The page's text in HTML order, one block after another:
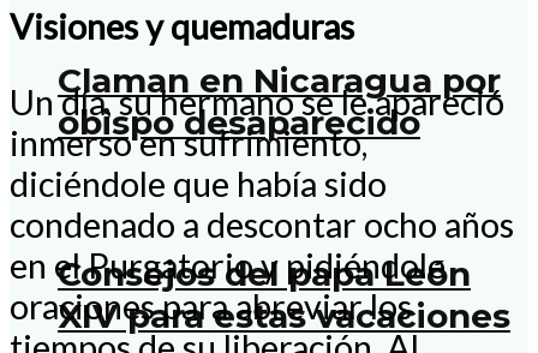
Claman en Nicaragua por
obispo desaparecido
Consejos del papa León
XIV para estas vacaciones
Visiones y quemaduras
Un día, su hermano se le apareció
inmerso en sufrimiento,
diciéndole que había sido
condenado a descontar ocho años
en el Purgatorio y pidiéndole
oraciones para abreviar los